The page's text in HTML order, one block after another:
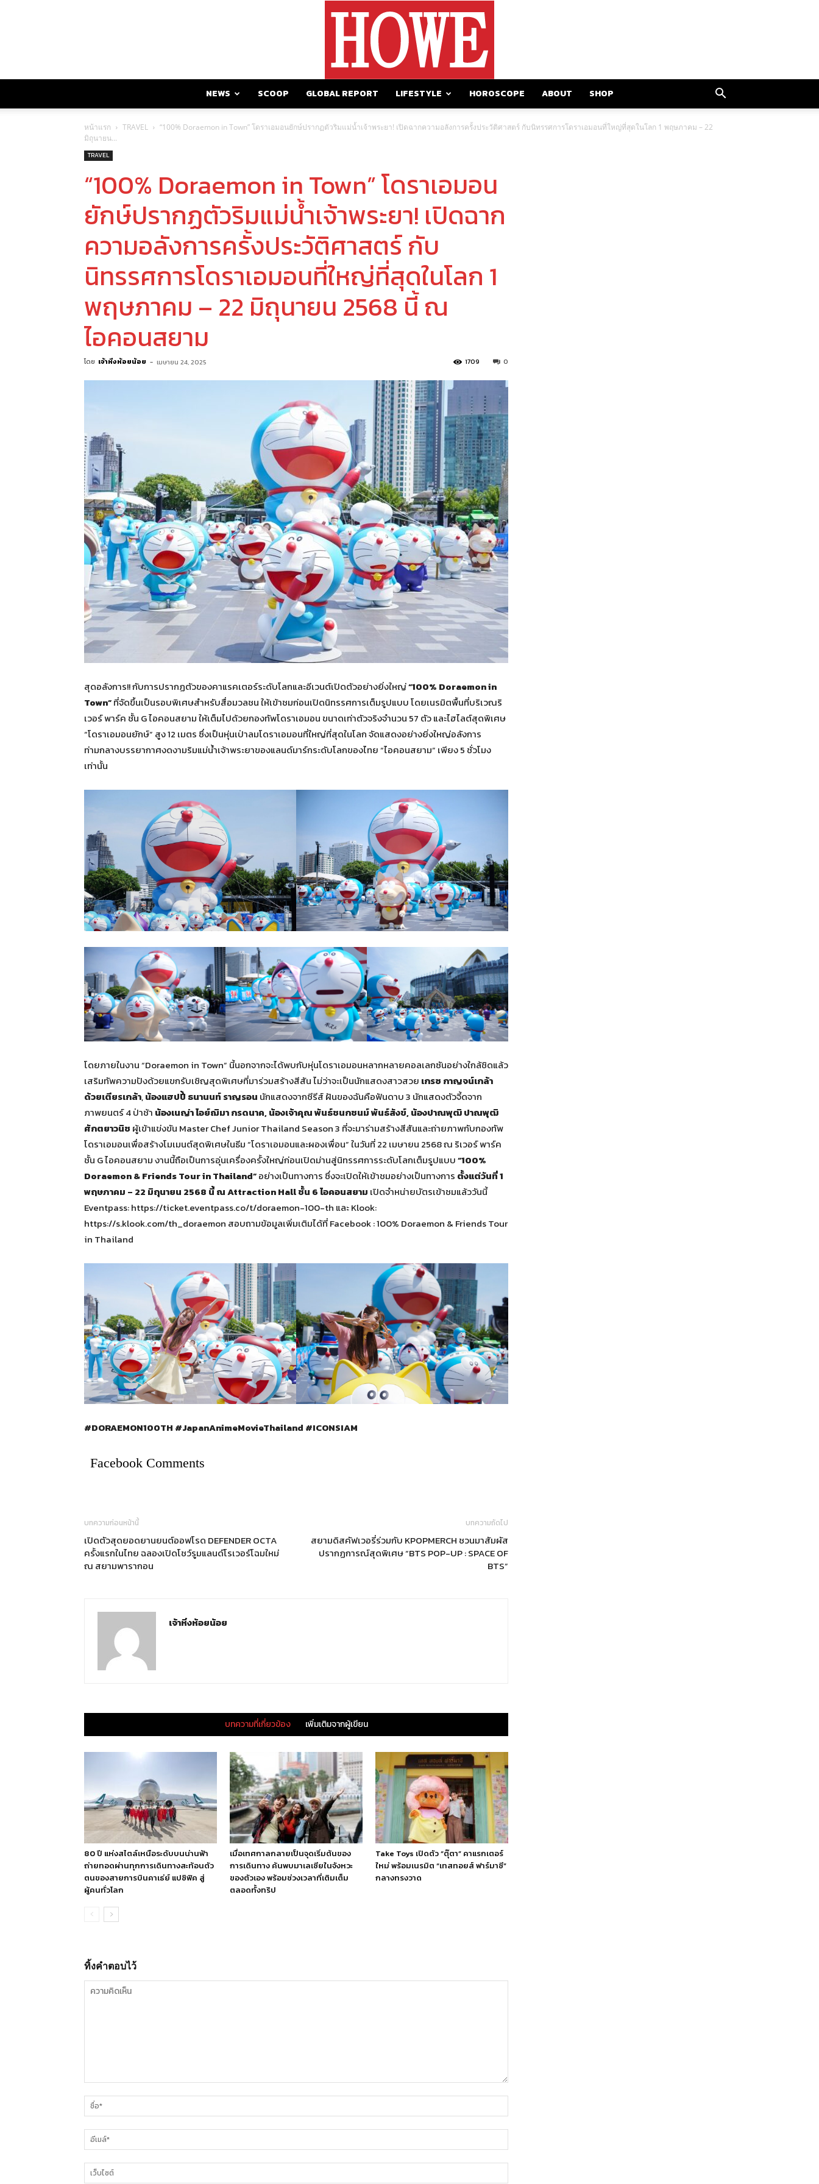
NEWS SCOOP GLOBAL REPORT LIFESTYLE HOROSCOPE ABOUT SHOP
หน้าแรก TRAVEL
“100% Doraemon in Town” โดราเอมอนยักษ์ปรากฏตัวริมแม่น้ำเจ้าพระยา! เปิดฉากความอลังการครั้งประวัติศาสตร์ กับนิทรรศการโดราเอมอนที่ใหญ่ที่สุดในโลก 1 พฤษภาคม – 22
มิถุนายน...
TRAVEL
“100% Doraemon in Town” โดราเอมอน
ยักษ์ปรากฏตัวริมแม่น้ำเจ้าพระยา! เปิดฉาก
ความอลังการครั้งประวัติศาสตร์ กับ
นิทรรศการโดราเอมอนที่ใหญ่ที่สุดในโลก 1
พฤษภาคม – 22 มิถุนายน 2568 นี้ ณ
ไอคอนสยาม
โดย เจ้าหิ่งห้อยน้อย - เมษายน 24, 2025 0
1709
สุดอลังการ!! กับการปรากฏตัวของคาแรคเตอร์ระดับโลกและอีเวนต์เปิดตัวอย่างยิ่งใหญ่“100% Doraemon in
Town”ที่จัดขึ้นเป็นรอบพิเศษสำหรับสื่อมวลชน ให้เข้าชมก่อนเปิดนิทรรศการเต็มรูปแบบ โดยเนรมิตพื้นที่บริเวณริ
เวอร์ พาร์ค ชั้น G ไอคอนสยาม ให้เต็มไปด้วยกองทัพโดราเอมอน ขนาดเท่าตัวจริงจำนวน 57 ตัว และไฮไลต์สุดพิเศษ
“โดราเอมอนยักษ์” สูง 12 เมตร ซึ่งเป็นหุ่นเป่าลมโดราเอมอนที่ใหญ่ที่สุดในโลก จัดแสดงอย่างยิ่งใหญ่อลังการ
ท่ามกลางบรรยากาศงดงามริมแม่น้ำเจ้าพระยาของแลนด์มาร์กระดับโลกของไทย “ไอคอนสยาม” เพียง 5 ชั่วโมง
เท่านั้น
โดยภายในงาน “Doraemon in Town” นี้นอกจากจะได้พบกับหุ่นโดราเอมอนหลากหลายคอลเลกซันอย่างใกล้ชิดแล้ว
เสริมทัพความปังด้วยแขกรับเชิญสุดพิเศษที่มาร่วมสร้างสีสัน ไม่ว่าจะเป็นนักแสดงสาวสวย เกรซ กาญจน์เกล้า
ด้วยเตียรเกล้า,น้องแฮปปี้ ธนานนท์ ราญรอน นักแสดงจากซีรีส์ ฝันของฉันคือฟันดาบ 3 นักแสดงตัวจี้ดจาก
ภาพยนตร์ 4 ป่าช้า น้องเนญ่า ไอย์ฌิมา กรดนาค, น้องเจ้าคุณ พันธ์ชนกชนม์ พันธ์สังข์, น้องปาณพุฒิ ปาณพุฒิ
ศักตยาวนิช ผู้เข้าแข่งขัน Master Chef Junior Thailand Season 3 ที่จะมาร่ามสร้างสีสันและถ่ายภาพกับกองทัพ
โดราเอมอนเพื่อสร้างโมเมนต์สุดพิเศษในธีม “โดราเอมอนและผองเพื่อน” ในวันที่ 22 เมษายน 2568 ณ ริเวอร์ พาร์ค
ชั้น G ไอคอนสยาม งานนี้ถือเป็นการอุ่นเครื่องครั้งใหญ่ก่อนเปิดม่านสู่นิทรรศการระดับโลกเต็มรูปแบบ“100%
Doraemon & Friends Tour in Thailand”อย่างเป็นทางการ ซึ่งจะเปิดให้เข้าชมอย่างเป็นทางการ ตั้งแต่วันที่1
พฤษภาคม – 22 มิถุนายน 2568 นี้ ณ Attraction Hall ชั้น 6 ไอคอนสยาม เปิดจำหน่ายบัตรเข้าชมแล้ววันนี้
Eventpass: https://ticket.eventpass.co/t/doraemon-100-th และ Klook:
https://s.klook.com/th_doraemon สอบถามข้อมูลเพิ่มเติมได้ที่ Facebook : 100% Doraemon & Friends Tour
in Thailand
#DORAEMON100TH #JapanAnimeMovieThailand #ICONSIAM
Facebook Comments
บทความก่อนหน้านี้
เปิดตัวสุดยอดยานยนต์ออฟโรด DEFENDER OCTA
ครั้งแรกในไทย ฉลองเปิดโชว์รูมแลนด์โรเวอร์โฉมใหม่
ณ สยามพารากอน
บทความถัดไป
สยามดิสคัฟเวอรี่ร่วมกับ KPOPMERCH ชวนมาสัมผัส
ปรากฏการณ์สุดพิเศษ “BTS POP-UP : SPACE OF
BTS”
เจ้าหิ่งห้อยน้อย
บทความที่เกี่ยวข้อง เพิ่มเติมจากผู้เขียน
80 ปี แห่งสไตล์เหนือระดับบนน่านฟ้า
ถ่ายทอดผ่านทุกการเดินทางสะท้อนตัว
ตนของสายการบินคาเธ่ย์ แปซิฟิค สู่
ผู้คนทั่วโลก
เมื่อเทศกาลกลายเป็นจุดเริ่มต้นของ
การเดินทาง ค้นพบมาเลเซียในจังหวะ
ของตัวเอง พร้อมช่วงเวลาที่เติมเต็ม
ตลอดทั้งทริป
Take Toys เปิดตัว “ตุ๊ตา” คาแรกเตอร์
ใหม่ พร้อมเนรมิต “เทสทอยส์ ฟาร์มาซี”
กลางทรงวาด
ทิ้งคำตอบไว้